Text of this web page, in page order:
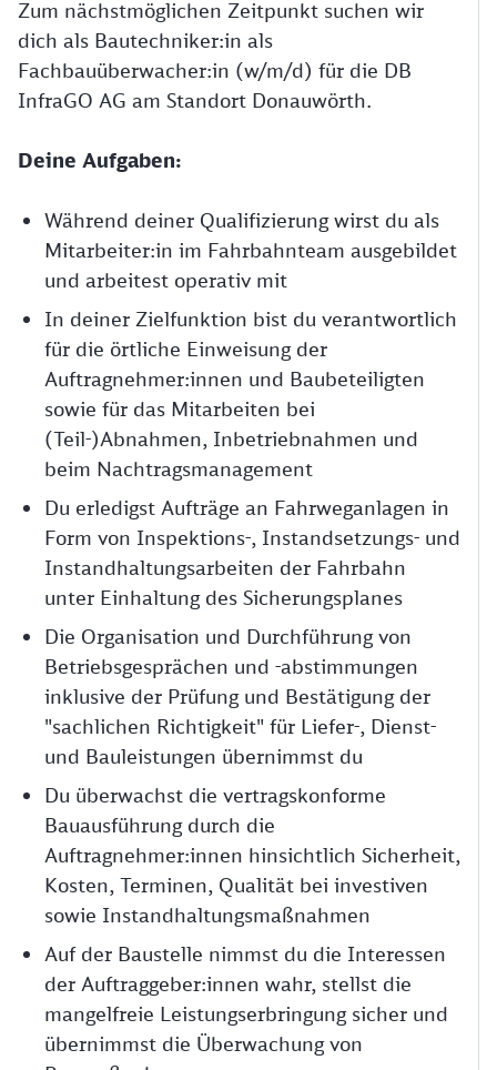
Zum nächstmöglichen Zeitpunkt suchen wir
dich als Bautechniker:in als
Fachbauüberwacher:in (w/m/d) für die DB
InfraGO AG am Standort Donauwörth.
Deine Aufgaben:
Während deiner Qualifizierung wirst du als
Mitarbeiter:in im Fahrbahnteam ausgebildet
und arbeitest operativ mit
In deiner Zielfunktion bist du verantwortlich
für die örtliche Einweisung der
Auftragnehmer:innen und Baubeteiligten
sowie für das Mitarbeiten bei
(Teil-)Abnahmen, Inbetriebnahmen und
beim Nachtragsmanagement
Du erledigst Aufträge an Fahrweganlagen in
Form von Inspektions-, Instandsetzungs- und
Instandhaltungsarbeiten der Fahrbahn
unter Einhaltung des Sicherungsplanes
Die Organisation und Durchführung von
Betriebsgesprächen und -abstimmungen
inklusive der Prüfung und Bestätigung der
"sachlichen Richtigkeit" für Liefer-, Dienst-
und Bauleistungen übernimmst du
Du überwachst die vertragskonforme
Bauausführung durch die
Auftragnehmer:innen hinsichtlich Sicherheit,
Kosten, Terminen, Qualität bei investiven
sowie Instandhaltungsmaßnahmen
Auf der Baustelle nimmst du die Interessen
der Auftraggeber:innen wahr, stellst die
mangelfreie Leistungserbringung sicher und
übernimmst die Überwachung von